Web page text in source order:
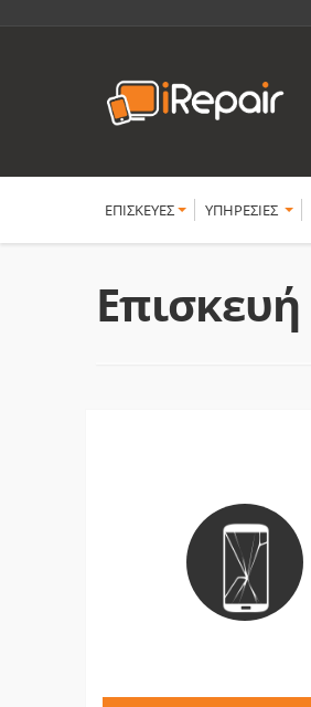
ΕΠΙΣΚΕΥΕΣ YΠΗΡΕΣΙΕΣ
Επισκευή